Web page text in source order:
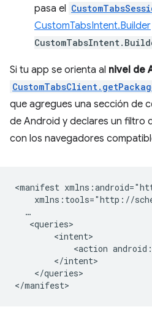
pasa el
CustomTabsIntent.Builder
Si tu app se orienta al nivel de
que agregues una sección de
de Android y declares un filtro
con los navegadores
<manifest
<action
</queries>